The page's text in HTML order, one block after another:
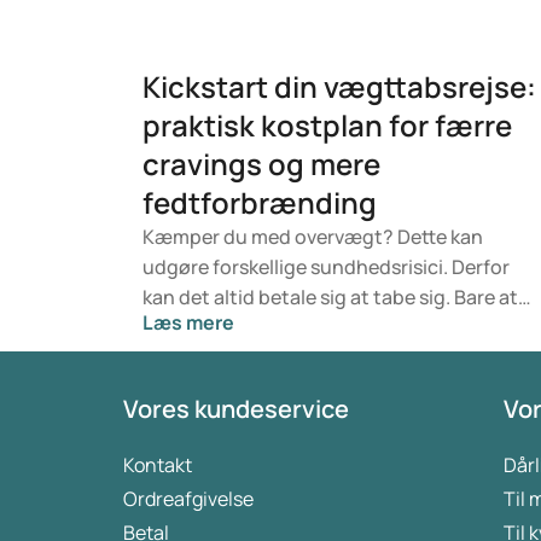
Kickstart din vægttabsrejse:
praktisk kostplan for færre
cravings og mere
fedtforbrænding
Kæmper du med overvægt? Dette kan
udgøre forskellige sundhedsrisici. Derfor
kan det altid betale sig at tabe sig. Bare at
tabe et par kilo giver sundhedsmæssige
fordele. En vellykket vægttabsrejse består i
en kostplan. En sådan plan gør det klart,
tabe dig, eller hvilke der ikke er et godt valg.
En detaljeret plan er med til at forhindre
Læs mere
Vores kundeservice
Kontakt
Ordreafgivelse
Betal
Til
Til